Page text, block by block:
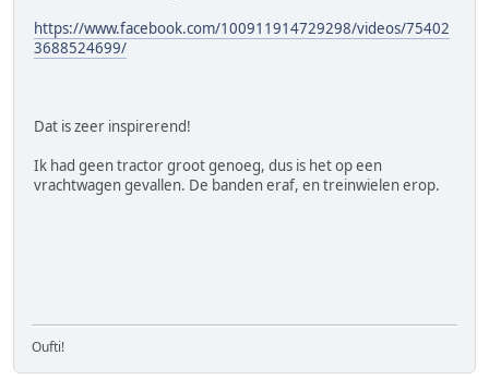
https://www.facebook.com/100911914729298/videos/75402
3688524699/
Dat is zeer inspirerend!
Ik had geen tractor groot genoeg, dus is het op een
vrachtwagen gevallen. De banden eraf, en treinwielen erop.
Oufti!